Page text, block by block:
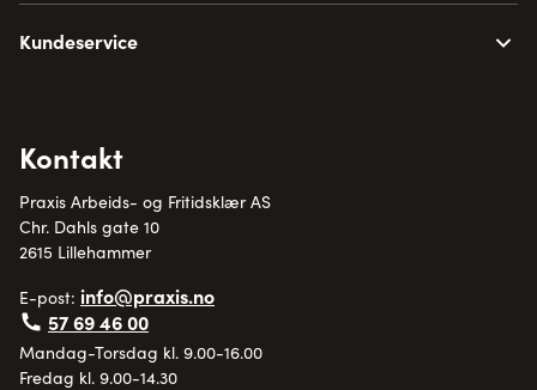
Kundeservice
Kontakt
Praxis Arbeids- og Fritidsklær AS
Chr. Dahls gate 10
2615 Lillehammer
E-post: info@praxis.no
57 69 46 00
Mandag-Torsdag kl. 9.00-16.00
Fredag kl. 9.00-14.30